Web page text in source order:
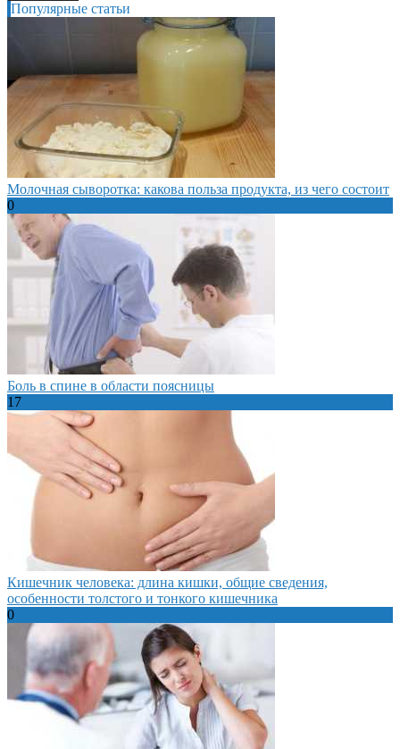
Популярные статьи
Молочная сыворотка: какова польза продукта, из чего состоит
0
Боль в спине в области поясницы
17
Кишечник человека: длина кишки, общие сведения,
особенности толстого и тонкого кишечника
0